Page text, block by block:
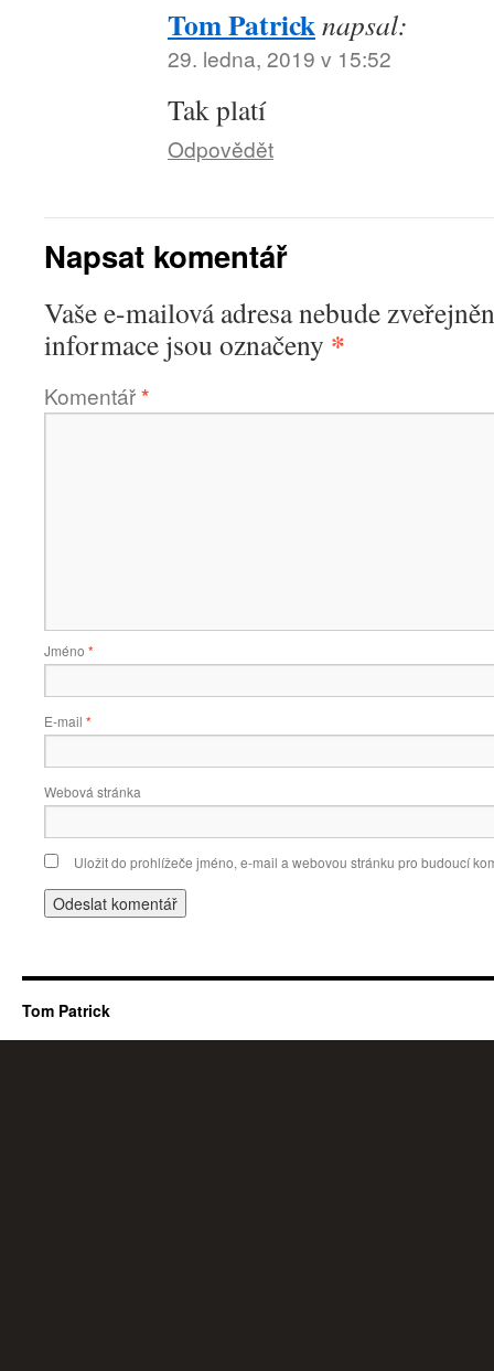
Tom Patricknapsal:
29. ledna, 2019 v 15:52
Tak platí
Odpovědět
Napsat komentář
Vaše e-mailová adresa nebude
informace jsou označeny *
Komentář*
Jméno *
E-mail *
Webová stránka
Uložit do prohlížeče jméno, e-mail a webovou stránku pro budoucí
Tom Patrick